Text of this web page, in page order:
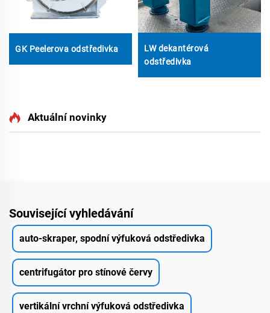
GK Peelerova odstředivka
LW dekantérová
odstředivka
Aktuální novinky
Související vyhledávání
auto-skraper, spodní výfuková odstředivka
centrifugátor pro stínové červy
vertikální vrchní výfuková odstředivka